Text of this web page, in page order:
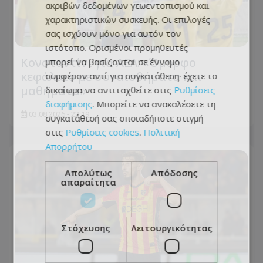
Κονσταντίνι για ΑΕΛ: «Όμορφο
κεφάλαιο με συναισθήματα και
μαθήματα»
03.08.2026 - 22:19
ακριβών δεδομένων γεωεντοπισμού και
χαρακτηριστικών συσκευής. Οι επιλογές
σας ισχύουν μόνο για αυτόν τον
ιστότοπο. Ορισμένοι προμηθευτές
μπορεί να βασίζονται σε έννομο
συμφέρον αντί για συγκατάθεση· έχετε το
δικαίωμα να αντιταχθείτε στις Ρυθμίσεις
διαφήμισης. Μπορείτε να ανακαλέσετε τη
συγκατάθεσή σας οποιαδήποτε στιγμή
στις Ρυθμίσεις cookies. Πολιτική
Απορρήτου
Απολύτως
απαραίτητα
Απόδοσης
Στόχευσης Λειτουργικότητας